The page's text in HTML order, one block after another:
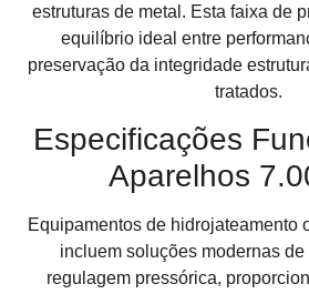
estruturas de metal. Esta faixa de
equilíbrio ideal entre
preservação da integridade
tratados.
Especificações
Aparelhos
Equipamentos de hidrojateamento
incluem soluções modernas
regulagem pressórica,